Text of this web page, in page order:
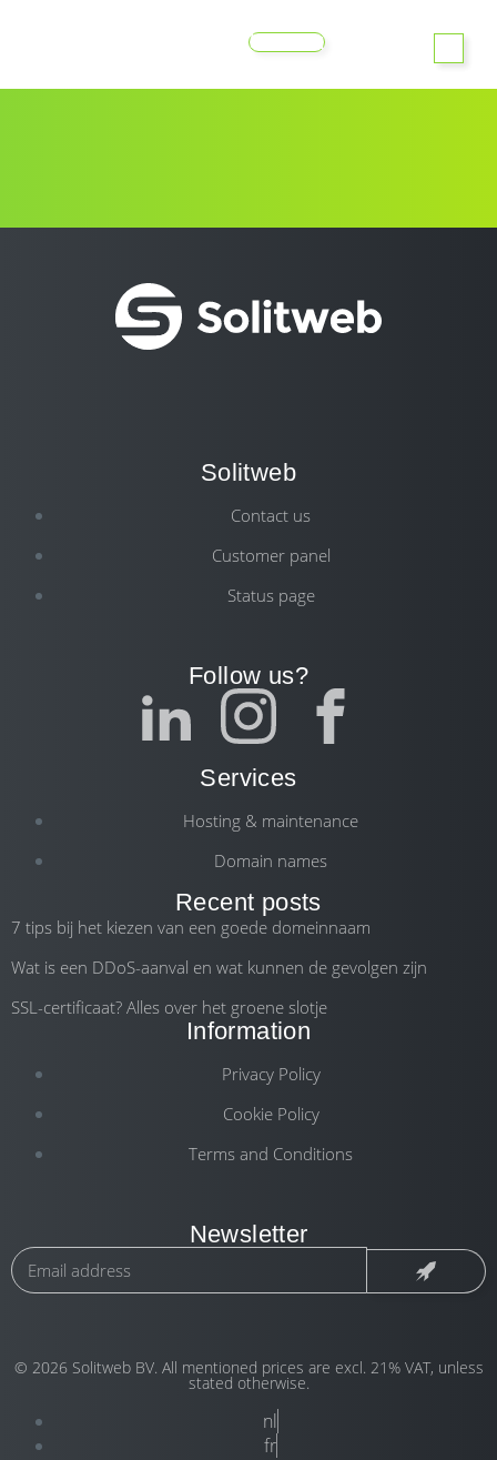
MENU
Solitweb
Contact us
Customer panel
Status page
Follow us?
Services
Hosting & maintenance
Domain names
Recent posts
7 tips bij het kiezen van een goede domeinnaam
Wat is een DDoS-aanval en wat kunnen de gevolgen zijn
SSL-certificaat? Alles over het groene slotje
Information
Privacy Policy
Cookie Policy
Terms and Conditions
Newsletter
© 2026 Solitweb BV. All mentioned prices are excl. 21% VAT, unless
stated otherwise.
nl
fr